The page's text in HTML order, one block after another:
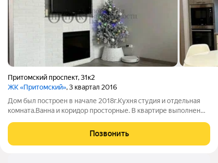
Притомский проспект,31к2
ЖК «Притомский», 3 квартал 2016
Дом был построен в начале 2018г.Кухня студия и отдельная
комната.Ванна и коридор просторные. В квартире выполнен
Позвонить